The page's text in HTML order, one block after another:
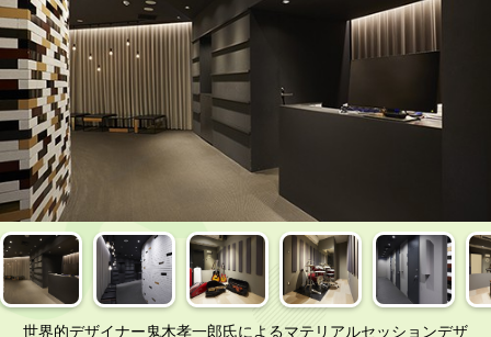
世界的デザイナー鬼木孝一郎氏によるマテリアルセッションデザ